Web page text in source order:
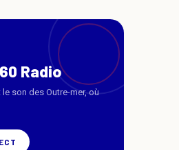
Radio
son des Outre-mer, où